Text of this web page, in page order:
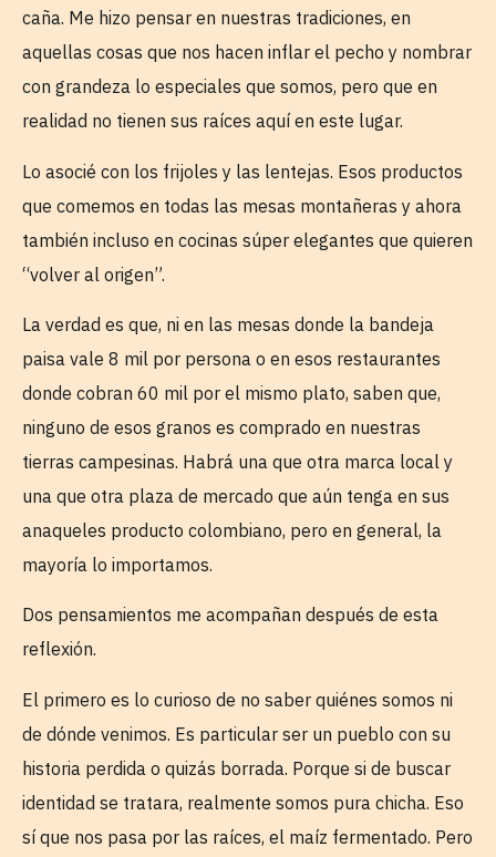
caña. Me hizo pensar en nuestras tradiciones, en
aquellas cosas que nos hacen inflar el pecho y nombrar
con grandeza lo especiales que somos, pero que en
realidad no tienen sus raíces aquí en este lugar.
Lo asocié con los frijoles y las lentejas. Esos productos
que comemos en todas las mesas montañeras y ahora
también incluso en cocinas súper elegantes que quieren
“volver al origen”.
La verdad es que, ni en las mesas donde la bandeja
paisa vale 8 mil por persona o en esos restaurantes
donde cobran 60 mil por el mismo plato, saben que,
ninguno de esos granos es comprado en nuestras
tierras campesinas. Habrá una que otra marca local y
una que otra plaza de mercado que aún tenga en sus
anaqueles producto colombiano, pero en general, la
mayoría lo importamos.
Dos pensamientos me acompañan después de esta
reflexión.
El primero es lo curioso de no saber quiénes somos ni
de dónde venimos. Es particular ser un pueblo con su
historia perdida o quizás borrada. Porque si de buscar
identidad se tratara, realmente somos pura chicha. Eso
sí que nos pasa por las raíces, el maíz fermentado. Pero